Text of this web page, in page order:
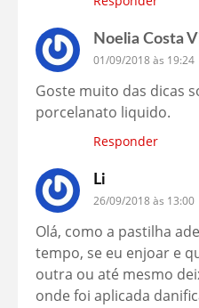
Noelia Costa
01/09/2018 às 19:24
Goste muito das dicas
porcelanato liquido.
Responder
Li
26/09/2018 às 13:00
Olá, como a pastilha
tempo, se eu enjoar e
outra ou até mesmo
onde foi aplicada